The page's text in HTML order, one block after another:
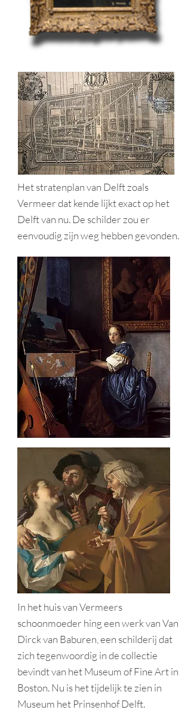
Het stratenplan van Delft zoals
Vermeer dat kende lijkt exact op het
Delft van nu. De schilder zou er
eenvoudig zijn weg hebben gevonden.
In het huis van Vermeers
schoonmoeder hing een werk van Van
Dirck van Baburen, een schilderij dat
zich tegenwoordig in de collectie
bevindt van het Museum of Fine Art in
Boston. Nu is het tijdelijk te zien in
Museum het Prinsenhof Delft.